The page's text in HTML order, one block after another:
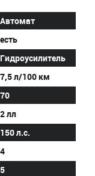
Автомат
есть
Гидроусилитель
7,5 л/100 км
70
2 лл
150 л.с.
4
5